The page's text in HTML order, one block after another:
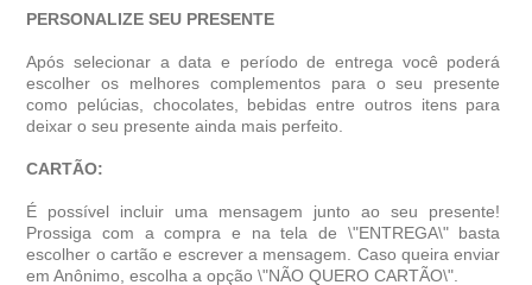
PERSONALIZE SEU PRESENTE
Após selecionar a data e período de entrega você poder
escolher os melhores complementos para o seu presente
como pelúcias, chocolates, bebidas entre outros itens para
deixar o seu presente ainda mais perfeito.
CARTÃO:
É possível incluir uma mensagem junto ao seu presente!
Prossiga com a compra e na tela de \"ENTREGA\" basta
escolher o cartão e escrever a mensagem. Caso queira enviar
em Anônimo, escolha a opção \"NÃO QUERO CARTÃO\".